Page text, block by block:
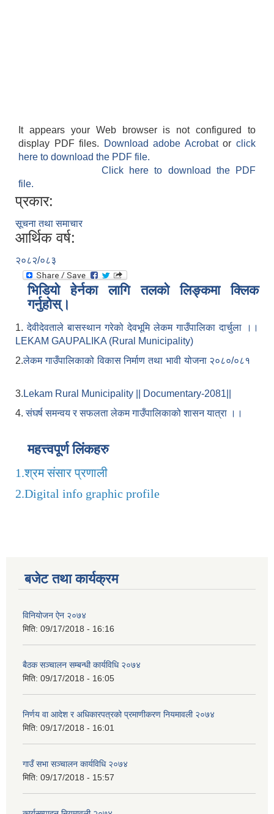
It appears your Web browser is not configured to
display PDF files.
Download adobe Acrobatorclick
here to download the PDF file.
Click here to download the PDF
file.
प्रकार:
सूचना तथा समाचार
आर्थिक वर्ष:
२०८२/०८३
भिडियो हेर्नका लागि तलको लिङ्कमा क्लिक
गर्नुहोस्।
1.देवीदेवताले बासस्थान गरेको देवभूमि लेकम गाउँपालिका दार्चुला ।।
LEKAM GAUPALIKA (Rural Municipality)
2.लेकम गाउँपालिकाको विकास निर्माण तथा भावी योजना २०८०/०८१
3. Lekam Rural Municipality || Documentary-2081||
4.संघर्ष समन्वय र सफलता लेकम गाउँपालिकाको शासन यात्रा ।।
महत्त्वपूर्ण लिंकहरु
1.श्रम संसार प्रणाली
2.Digital info graphic profile
बजेट तथा कार्यक्रम
विनियोजन ऐन २०७४
मिति: 09/17/2018 - 16:16
बैठक सञ्चालन सम्बन्धी कार्यविधि २०७४
मिति: 09/17/2018 - 16:05
निर्णय वा आदेश र अधिकारपत्रको प्रमाणीकरण नियमावली २०७४
मिति: 09/17/2018 - 16:01
गाउँ सभा सञ्चालन कार्यविधि २०७४
मिति: 09/17/2018 - 15:57